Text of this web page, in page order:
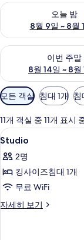
오늘 밤
8월 9일 ~ 8월
오늘 밤 예약 가능
이번 주말
8월 14일 ~ 8월
이번 주말 예약 가능
객
실
에
사
용
가
능
한
터
모든 객실 침대 1개 침
11개 객실 중 11개 표시
Studio
사
진
모
두
보
4
Studio
2명
킹사이즈침대 1개
무료 WiFi
자세히 보기
Studio